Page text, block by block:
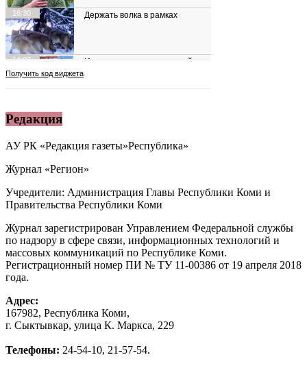
Редакция
АУ РК «Редакция газеты»Республика»
Журнал «Регион»
Учредители: Администрация Главы Республики Коми и
Правительства Республики Коми
Журнал зарегистрирован Управлением Федеральной службы
по надзору в сфере связи, информационных технологий и
массовых коммуникаций по Республике Коми.
Регистрационный номер ПИ № ТУ 11-00386 от 19 апреля 2018
года.
Адрес:
167982, Республика Коми,
г. Сыктывкар, улица К. Маркса, 229
Телефоны: 24-54-10, 21-57-54.